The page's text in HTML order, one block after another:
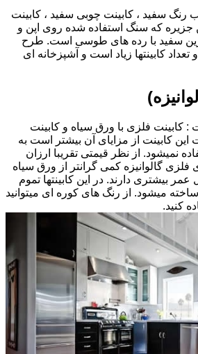
سفید ، کابینت چوبی سفید ، کابینت
جزیره که سنگ استفاده شده روی اپن و
سفید با رده های طوسی است. طرح
کابینتها زیاد است و آشپزخانه ای
کابینت فلزی با ورق سیاه و کابینت
این کابینت از مزایای آن بیشتر است به
نمیشود. از نظر قیمتی تقریبا ارزان
گالوانیزه کمی گرانتر از ورق سیاه
بیشتری دارند. در این کابینتها تموم
میشود. از رنگ های کوره ای میتوانید
کنید.